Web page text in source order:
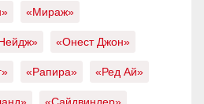
«Мираж»
«Онест Джон»
«Рапира» «Ред Ай»